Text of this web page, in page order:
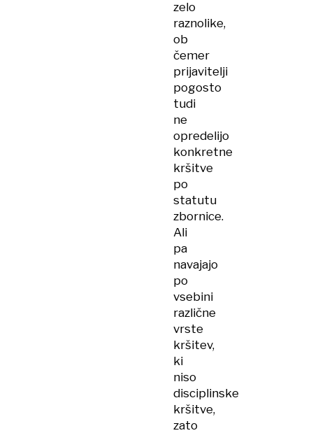
zelo
raznolike,
ob
čemer
prijavitelji
pogosto
tudi
ne
opredelijo
konkretne
kršitve
po
statutu
zbornice.
Ali
pa
navajajo
po
vsebini
različne
vrste
kršitev,
ki
niso
disciplinske
kršitve,
zato